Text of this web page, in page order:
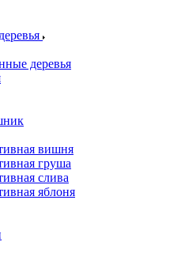
деревья
вишня
груша
слива
яблоня